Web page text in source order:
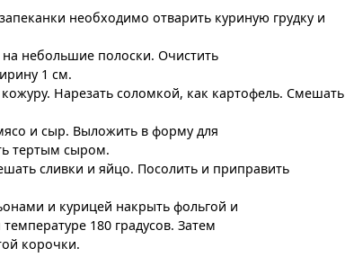
необходимо отварить куриную грудку и
небольшие полоски. Очистить
1 см.
Нарезать соломкой, как картофель. Смешать
и сыр. Выложить в форму для
тертым сыром.
сливки и яйцо. Посолить и приправить
и курицей накрыть фольгой и
180 градусов. Затем
корочки.